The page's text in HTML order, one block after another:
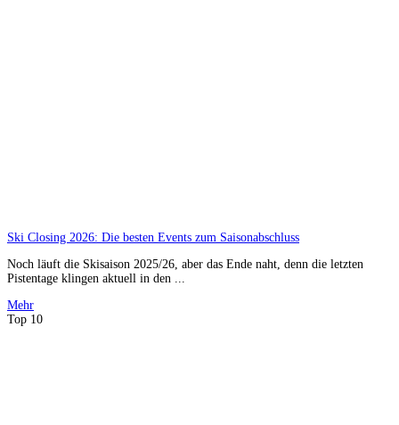
Ski Closing 2026: Die besten Events zum Saisonabschluss
Noch läuft die Skisaison 2025/26, aber das Ende naht, denn die letzten
Pistentage klingen aktuell in den ...
Mehr
Top 10